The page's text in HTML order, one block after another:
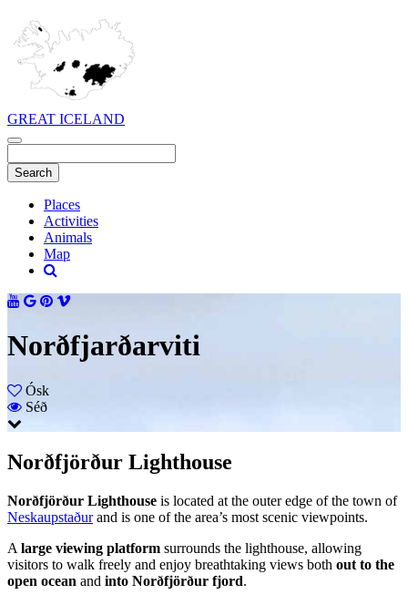
GREAT ICELAND
Places
Activities
Animals
Map
Norðfjarðarviti
Ósk
Séð
Norðfjörður Lighthouse
Norðfjörður Lighthouse is located at the outer edge of the town of
Neskaupstaðurand is one of the area’s most scenic viewpoints.
A large viewing platform surrounds the lighthouse, allowing
visitors to walk freely and enjoy breathtaking views both out to the
open ocean and into Norðfjörður fjord.